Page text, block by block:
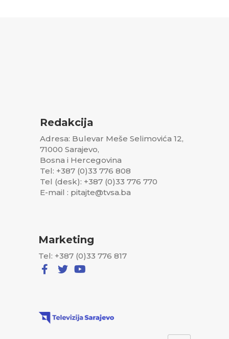
Redakcija
Adresa: Bulevar Meše Selimovića 12,
71000 Sarajevo,
Bosna i Hercegovina
Tel: +387 (0)33 776 808
Tel (desk): +387 (0)33 776 770
E-mail : pitajte@tvsa.ba
Marketing
Tel: +387 (0)33 776 817